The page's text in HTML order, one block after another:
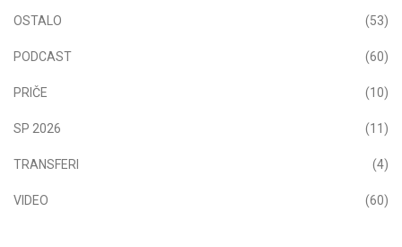
OSTALO (53)
PODCAST (60)
PRIČE (10)
SP 2026 (11)
TRANSFERI (4)
VIDEO (60)